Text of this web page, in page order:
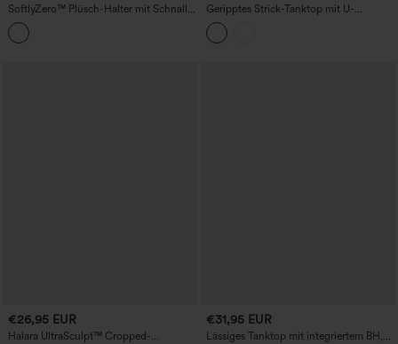
SoftlyZero™ Plüsch-Halter mit Schnalle
– 2-in-1, schmal geschnittenes, kurzes,
lässiges Tanktop
Geripptes Strick-Tanktop mit U-
Ausschnitt und integriertem BH für
Tanz, Körbchengrößen B–E
€26,95 EUR
Halara UltraSculpt™ Cropped-
€31,95 EUR
Lässiges Tanktop mit integriertem BH,